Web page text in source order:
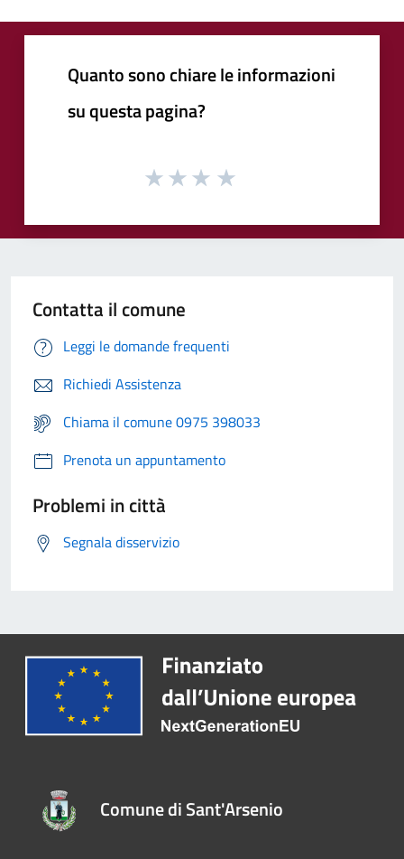
Quanto sono chiare le informazioni
su questa pagina?
Contatta il comune
Leggi le domande frequenti
Richiedi Assistenza
Chiama il comune 0975 398033
Prenota un appuntamento
Problemi in città
Segnala disservizio
Comune di Sant'Arsenio